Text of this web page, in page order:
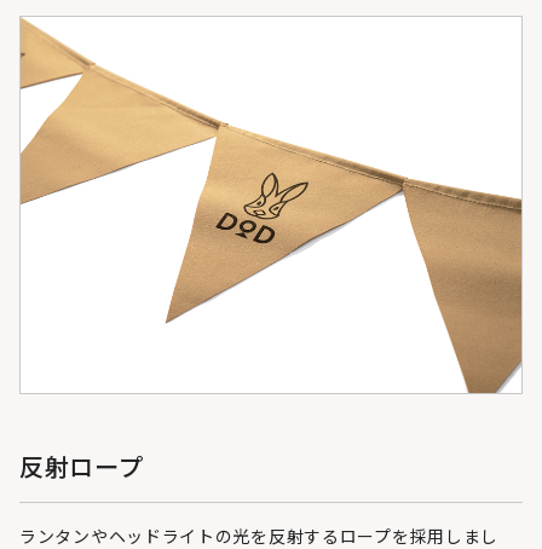
反射ロープ
ランタンやヘッドライトの光を反射するロープを採用しまし